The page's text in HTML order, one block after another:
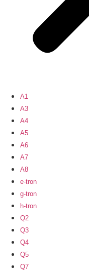
A1
A3
A4
A5
A6
A7
A8
e-tron
g-tron
h-tron
Q2
Q3
Q4
Q5
Q7